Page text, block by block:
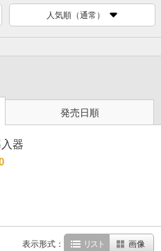
人気順（通常）
発売日順
器
表示形式： リスト 画像